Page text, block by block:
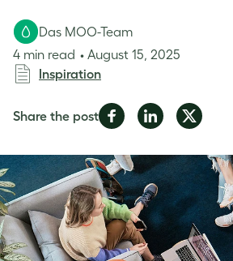
Das MOO-Team
4 min read
August 15, 2025
Inspiration
Share the postShare
Facebook
Share
LinkedIn
Share
Twitter